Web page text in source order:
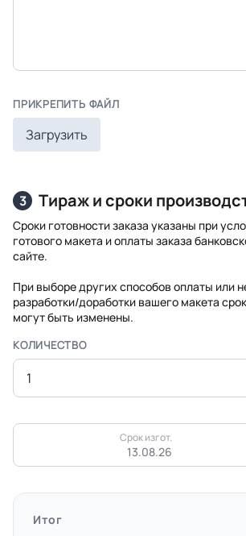
ПРИКРЕПИТЬ ФАЙЛ
Загрузить
3 Тираж и сроки
Сроки готовности заказа указаны при
готового макета и оплаты заказа
сайте.
При выборе других способов оплаты или
разработки/доработки вашего макета
могут быть изменены.
КОЛИЧЕСТВО
Срок изгот.
13.08.26
Итог